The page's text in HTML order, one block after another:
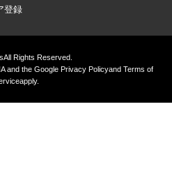
登録
All Rights Reserved.
and the GooglePrivacy PolicyandTerms of
apply.